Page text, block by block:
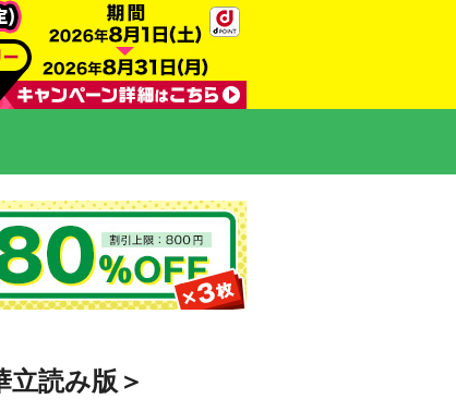
読み版＞